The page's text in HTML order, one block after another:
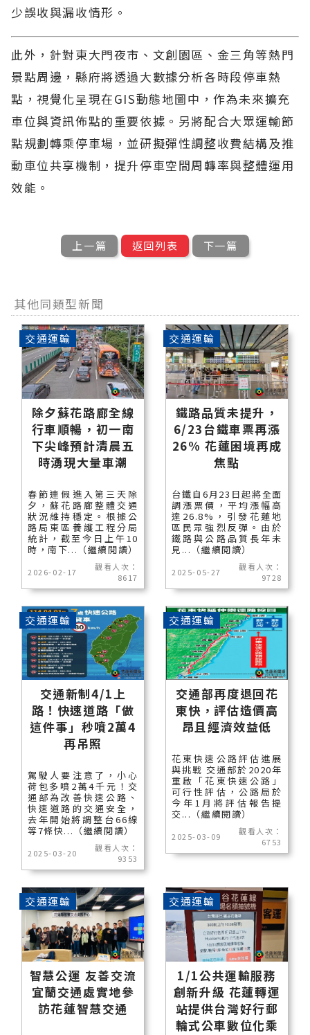
少誤收與漏收情形。
此外，針對東大門夜市、文創園區、金三角等熱門
景點周邊，縣府將透過大數據分析各時段停車熱
點，視覺化呈現在GIS動態地圖中，作為未來擴充
車位與資訊佈點的重要依據。另將配合大眾運輸節
點規劃轉乘停車場，並研擬彈性調整收費結構及推
動車位共享機制，提升停車空間周轉率與整體運用
效能。
上一篇 返回列表 下一篇
其他同類型新聞
除夕蘇花路廊全線
行車順暢，初一南
下尖峰預計清晨五
時湧現大量車潮
春節連假進入第三天除
夕，蘇花路廊整體交通
狀況維持穩定。根據公
路局東區養護工程分局
統計，截至今日上午10
時，南下...（繼續閱讀）
2026-02-17
觀看人次：
8617
交通運輸
鐵路品質未提升，
6/23台鐵車票再漲
26% 花蓮困境再成
焦點
台鐵自6月23日起將全面
調漲票價，平均漲幅高
達26.8%，引發花蓮地
區民眾強烈反彈。由於
鐵路與公路品質長年未
見...（繼續閱讀）
2025-05-27
觀看人次：
9728
交通運輸
交通新制4/1上
路！快速道路「做
這件事」秒噴2萬4
再吊照
駕駛人要注意了，小心
荷包多噴2萬4千元！交
通部為改善快速公路、
快速道路的交通安全，
去年開始將調整台66線
等7條快...（繼續閱讀）
2025-03-20
觀看人次：
9353
交通運輸
交通部再度退回花
東快，評估造價高
昂且經濟效益低
花東快速公路評估進展
與挑戰 交通部於2020年
重啟「花東快速公路」
可行性評估，公路局於
今年1月將評估報告提
交...（繼續閱讀）
2025-03-09
觀看人次：
6753
交通運輸
智慧公運 友善交流
宜蘭交通處實地參
訪花蓮智慧交通
交通運輸
1/1公共運輸服務
創新升級 花蓮轉運
站提供台灣好行郵
輪式公車數位化乘
交通運輸